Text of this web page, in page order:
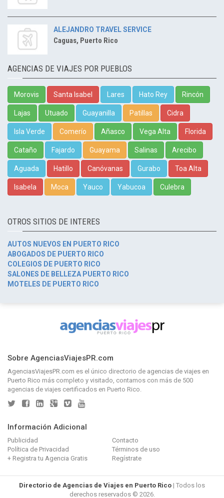
ALEJANDRO TRAVEL SERVICE
Caguas, Puerto Rico
AGENCIAS DE VIAJES POR PUEBLOS
Morovis Santa Isabel Lares Hato Rey Rincón
Lajas Utuado Guayanilla Patillas Cidra
Isla Verde Comerío Añasco Vega Alta Florida
Cataño Fajardo Guayama Salinas Arecibo
Aguada Hatillo Canóvanas Gurabo Toa Alta
Isabela Moca Yauco Yabucoa Culebra
OTROS SITIOS DE INTERES
AUTOS NUEVOS EN PUERTO RICO
ABOGADOS DE PUERTO RICO
COLEGIOS DE PUERTO RICO
SALONES DE BELLEZA PUERTO RICO
MOTELES DE PUERTO RICO
Sobre AgenciasViajesPR.com
AgenciasViajesPR.com es el único directorio de agencias de viajes en
Puerto Rico más completo y visitado, contamos con más de 500
agencias de viajes certificados en Puerto Rico.
Información Adicional
Publicidad
Contacto
Política de Privacidad
Términos de uso
+ Registra tu Agencia Gratis
Regístrate
Directorio de Agencias de Viajes en Puerto Rico | Todos los
derechos reservados © 2026.